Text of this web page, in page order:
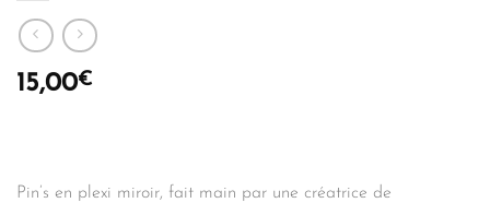
15,00€
Pin’s en plexi miroir, fait main par une créatrice de